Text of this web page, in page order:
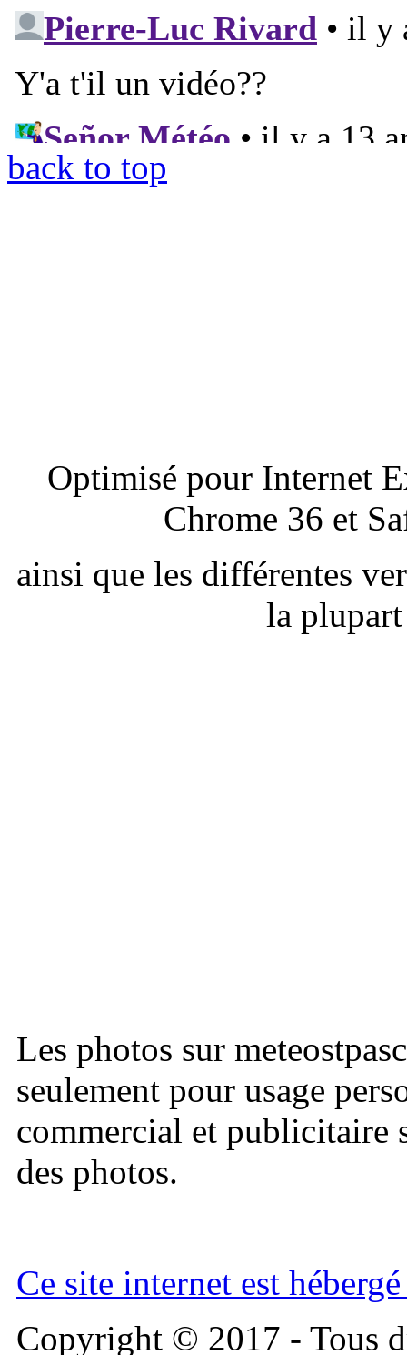
back to top
Optimisé pour Internet
Chrome 36 et
ainsi que les différentes
la
Les photos sur
seulement pour usage
commercial et publicitaire
des photos.
Ce site internet est
Copyright © 2017 - Tous